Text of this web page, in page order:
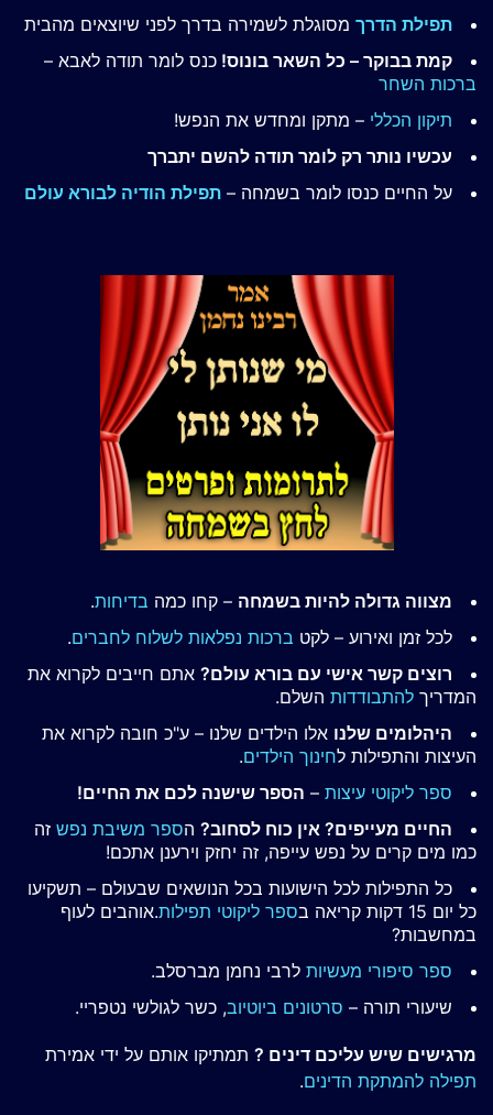
תפילת הדרך מסוגלת לשמירה בדרך לפני שיוצאים מהבית
קמת בבוקר – כל השאר בונוס! כנס לומר תודה לאבא –
ברכות השחר
תיקון הכללי – מתקן ומחדש את הנפש!
עכשיו נותר רק לומר תודה להשם יתברך
על החיים כנסו לומר בשמחה – תפילת הודיה לבורא עולם
מצווה גדולה להיות בשמחה – קחו כמה בדיחות.
לכל זמן ואירוע – לקט ברכות נפלאות לשלוח לחברים.
רוצים קשר אישי עם בורא עולם? אתם חייבים לקרוא את
המדריך להתבודדות השלם.
היהלומים שלנו אלו הילדים שלנו – ע"כ חובה לקרוא את
העיצות והתפילות לחינוך הילדים.
ספר ליקוטי עיצות – הספר שישנה לכם את החיים!
החיים מעייפים? אין כוח לסחוב? הספר משיבת נפש זה
כמו מים קרים על נפש עייפה, זה יחזק וירענן אתכם!
כל התפילות לכל הישועות בכל הנושאים שבעולם – תשקיעו
כל יום 15 דקות קריאה ב
ספר ליקוטי תפילות.אוהבים לעוף
במחשבות?
ספר סיפורי מעשיות לרבי נחמן מברסלב.
שיעורי תורה – סרטונים ביוטיוב, כשר לגולשי נטפריי.
מרגישים שיש עליכם דינים ? תמתיקו אותם על ידי אמירת
תפילה להמתקת הדינים.